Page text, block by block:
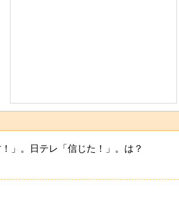
」。日テレ「信じた！」。は？